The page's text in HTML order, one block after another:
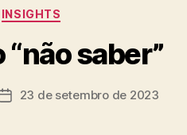
Categorias
INSIGHTS
saber”
Data23 de setembro de 2023